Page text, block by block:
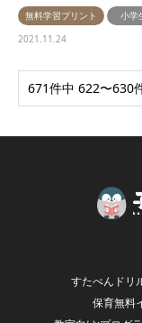
無料学習プリント
小学
2021.11.24
671件中 622〜630
すたぺんドリ
保育無料